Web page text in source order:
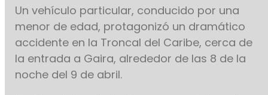
Un vehículo particular, conducido por una
menor de edad, protagonizó un dramático
accidente en la Troncal del Caribe, cerca de
la entrada a Gaira, alrededor de las 8 de la
noche del 9 de abril.